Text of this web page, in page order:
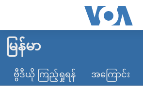
လွယ်ကူ
စေ
သည့်
မူလစာမျက်နှာ
မြန်မာ
မြန်မာ
ဗွီဒီယို ကြည့်ရှုရန် အကြောင်း